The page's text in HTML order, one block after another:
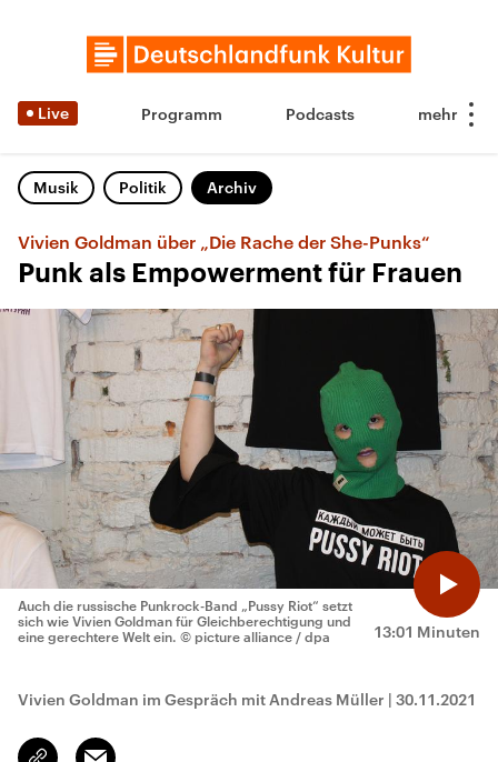
Live Programm Podcasts
Musik Politik Archiv
Vivien Goldman über „Die Rache der She-Punks“
Punk als Empowerment für Frauen
13:01 Minuten
Auch die russische Punkrock-Band „Pussy Riot“ setzt
sich wie Vivien Goldman für Gleichberechtigung und
eine gerechtere Welt ein. © picture alliance / dpa
Vivien Goldman im Gespräch mit Andreas Müller | 30.11.2021
Link
Email